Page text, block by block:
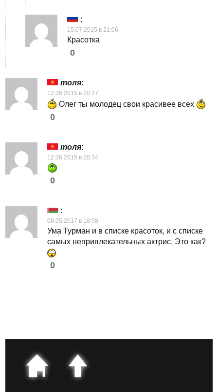
:
15.07.2015 в 21:06
Красотка
0
толя:
12.06.2015 в 20:27
Олег ты молодец свои красивее всех
0
толя:
12.06.2015 в 20:34
0
:
08.05.2017 в 18:58
Ума Турман и в списке красоток, и с списке
самых непривлекательных актрис. Это как?
0